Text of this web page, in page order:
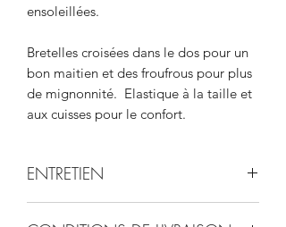
ensoleillées.
Bretelles croisées dans le dos pour un
bon maitien et des froufrous pour plus
de mignonnité. Elastique à la taille et
aux cuisses pour le confort.
ENTRETIEN